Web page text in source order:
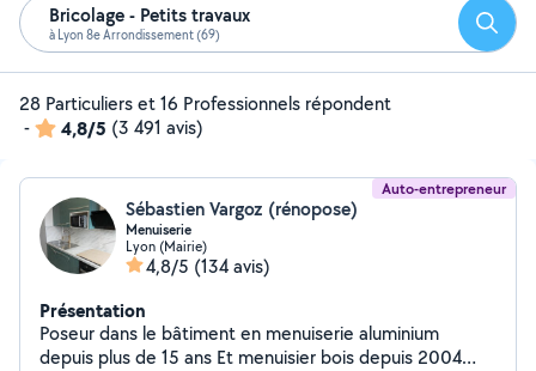
Bricolage - Petits travaux
à Lyon 8e Arrondissement (69)
28 Particuliers et 16 Professionnels répondent
-
4,8/5 (3 491 avis)
Auto-entrepreneur
Sébastien Vargoz (rénopose)
Menuiserie
Lyon (Mairie)
4,8/5 (134 avis)
Présentation
Poseur dans le bâtiment en menuiserie aluminium
depuis plus de 15 ans Et menuisier bois depuis 2004